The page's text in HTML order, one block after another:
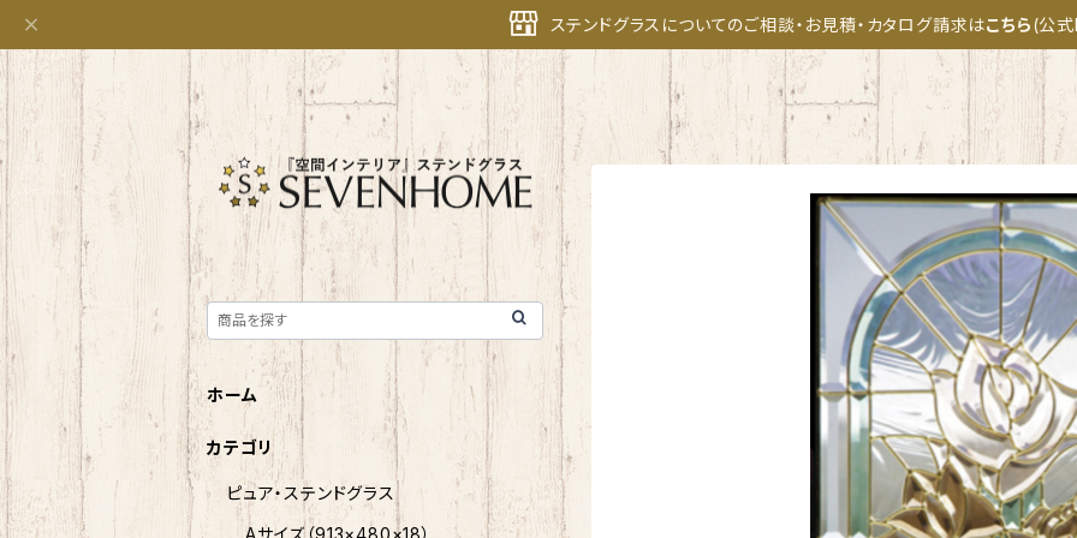
ステンドグラスについてのご相談・お見積・カタログ請求はこちら(公
ホーム
カテゴリ
ピュア・ステンドグラス